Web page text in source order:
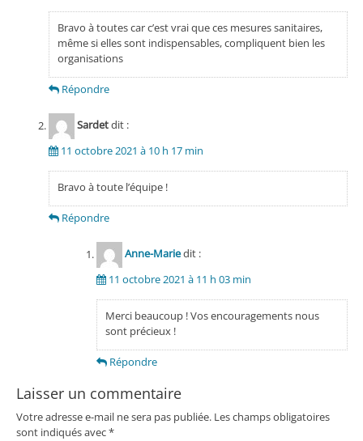
Bravo à toutes car c’est vrai que ces mesures sanitaires,
même si elles sont indispensables, compliquent bien les
organisations
Répondre
Sardetdit :
11 octobre 2021 à 10 h 17 min
Bravo à toute l’équipe !
Répondre
Anne-Mariedit :
11 octobre 2021 à 11 h 03 min
Merci beaucoup ! Vos encouragements nous
sont précieux !
Répondre
Laisser un commentaire
Votre adresse e-mail ne sera pas publiée. Les champs obligatoires
sont indiqués avec*